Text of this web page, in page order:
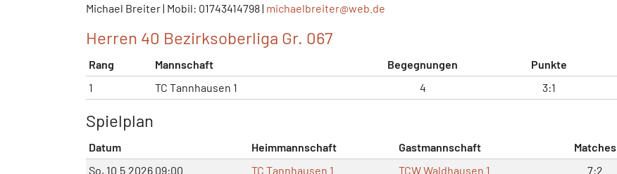
Michael Breiter | Mobil: 01743414798 | michaelbreiter@web.de
Herren 40 Bezirksoberliga Gr. 067
Rang Mannschaft Begegnungen Punkte
1
TC Tannhausen 1 4 3:1
Spielplan
Datum Heimmannschaft Gastmannschaft Matches
So, 10.5.2026 09:00
TC Tannhausen 1 TCW Waldhausen 1 7:2